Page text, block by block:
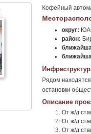
Кофейный
округ:
район:
Рядом
остановки
Описание
От ж/д
От ж/д
От ж/д